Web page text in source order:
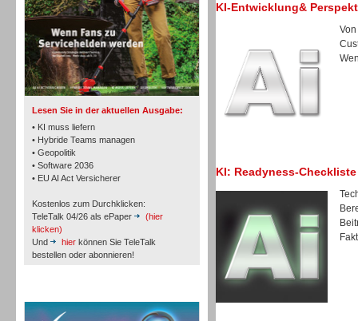
Lesen Sie in der aktuellen Ausgabe:
• KI muss liefern
• Hybride Teams managen
• Geopolitik
• Software 2036
• EU AI Act Versicherer
Kostenlos zum Durchklicken:
TeleTalk 04/26 als ePaper
(hier
klicken)
Und
hier können Sie TeleTalk
bestellen oder abonnieren!
TK- und ACD-Systeme
Workforce-Management
KI-Entwicklung&
KI: Readyness-Checkliste